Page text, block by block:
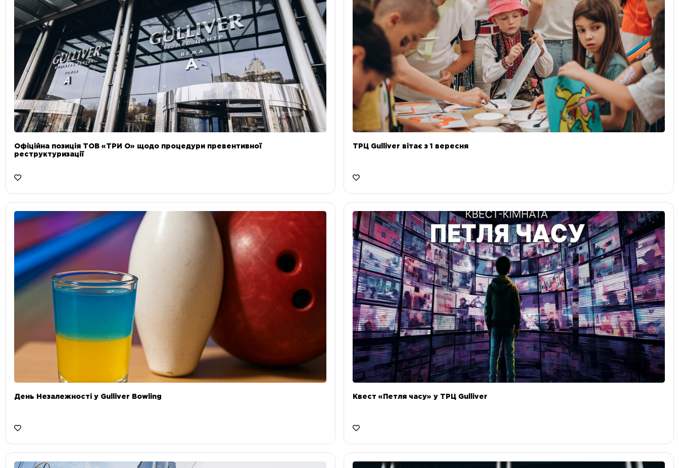
Офіційна позиція ТОВ «ТРИ О» щодо процедури превентивної
реструктуризації
ТРЦ Gulliver вітає з 1 вересня
День Незалежності у Gulliver Bowling Квест «Петля часу» у ТРЦ Gulliver